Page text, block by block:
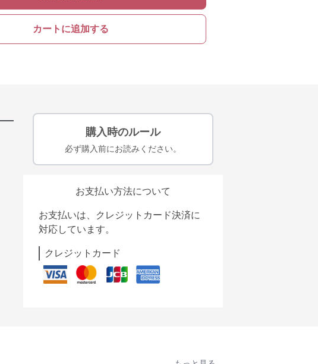
カートに追加する
購入時のルール
必ず購入前にお読みください。
お支払い方法について
お支払いは、クレジットカード決済に
対応しています。
クレジットカード